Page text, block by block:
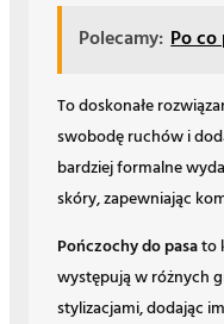
Polecamy: Po
To doskonałe
swobodę ruchów i
bardziej formalne
skóry, zapewniając
Pończochy do pasato
występują w różnych
stylizacjami, dodając